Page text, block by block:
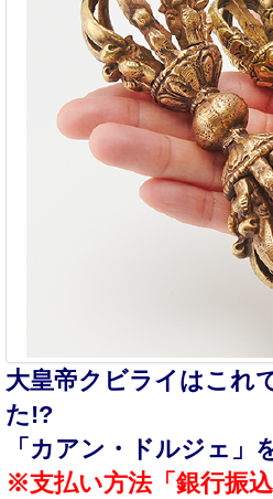
大皇帝クビライはこれ
た!?
「カアン・ドルジェ」
※支払い方法「銀行振